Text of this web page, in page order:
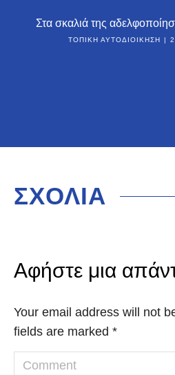
Στα σκαλιά της
ΤΟΠΙΚΉ ΑΥΤΟΔΙΟΊΚΗΣΗ
ΣΧΟΛΙΑ
Αφήστε μια
Your email address will not
fields are marked *
Comment